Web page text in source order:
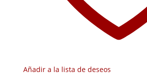
Añadir a la lista de deseos